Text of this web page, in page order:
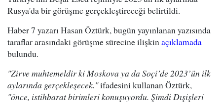
Rusya'da bir görüşme gerçekleştireceği belirtildi.
Haber 7 yazarı Hasan Öztürk, bugün yayınlanan yazısında
taraflar arasındaki görüşme sürecine ilişkinaçıklamada
bulundu.
"Zirve muhtemeldir ki Moskova ya da Soçi’de 2023’ün ilk
aylarında gerçekleşecek."ifadesini kullanan Öztürk,
"önce, istihbarat birimleri konuşuyordu. Şimdi Dışişleri